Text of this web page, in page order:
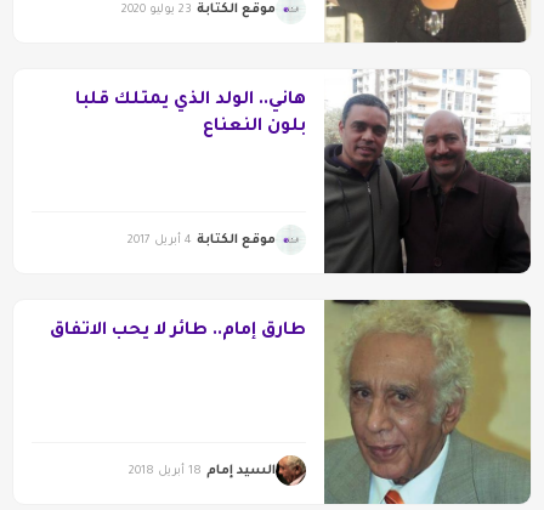
موقع الكتابة 23 يوليو 2020
هاني.. الولد الذي يمتلك قلبا
بلون النعناع
موقع الكتابة 4 أبريل 2017
طارق إمام.. طائر لا يحب الاتفاق
السيد إمام 18 أبريل 2018